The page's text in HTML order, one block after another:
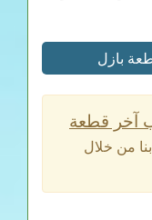
بازل
آخر قطعة
من خلال